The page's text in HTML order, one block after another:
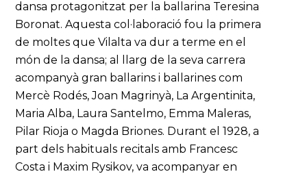
dansa protagonitzat per la ballarina Teresina
Boronat. Aquesta col·laboració fou la primera
de moltes que Vilalta va dur a terme en el
món de la dansa; al llarg de la seva carrera
acompanyà gran ballarins i ballarines com
Mercè Rodés, Joan Magrinyà, La Argentinita,
Maria Alba, Laura Santelmo, Emma Maleras,
Pilar Rioja o Magda Briones. Durant el 1928, a
part dels habituals recitals amb Francesc
Costa i Maxim Rysikov, va acompanyar en